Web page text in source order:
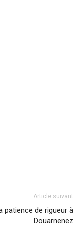
Article suivant
patience de rigueur à
Douarnenez